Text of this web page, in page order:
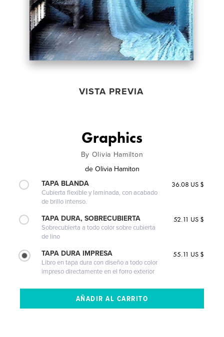
VISTA PREVIA
Graphics
By Olivia Hamilton
de Olivia Hamiton
TAPA BLANDA
Cubierta flexible y laminada, con acabado
de brillo intenso.
36.08 US $
TAPA DURA, SOBRECUBIERTA
Sobrecubierta a todo color sobre cubierta
de lino
52.11 US $
TAPA DURA IMPRESA
Libro en tapa dura con diseño a todo color
impreso directamente en el forro exterior
55.11 US $